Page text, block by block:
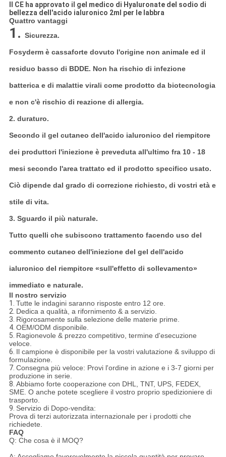
Il CE ha approvato il gel medico di Hyaluronate del sodio di
bellezza dell'acido ialuronico 2ml per le labbra
Quattro vantaggi
1. Sicurezza.
Fosyderm è cassaforte dovuto l'origine non animale ed il
residuo basso di BDDE. Non ha rischio di infezione
batterica e di malattie virali come prodotto da biotecnologia
e non c'è rischio di reazione di allergia.
2. duraturo.
Secondo il gel cutaneo dell'acido ialuronico del riempitore
dei produttori l'iniezione è preveduta all'ultimo fra 10 - 18
mesi secondo l'area trattato ed il prodotto specifico usato.
Ciò dipende dal grado di correzione richiesto, di vostri età e
stile di vita.
3. Sguardo il più naturale.
Tutto quelli che subiscono trattamento facendo uso del
commento cutaneo dell'iniezione del gel dell'acido
ialuronico del riempitore «sull'effetto di sollevamento»
immediato e naturale.
Il nostro servizio
1. Tutte le indagini saranno risposte entro 12 ore.
2. Dedica a qualità, a rifornimento & a servizio.
3. Rigorosamente sulla selezione delle materie prime.
4. OEM/ODM disponibile.
5. Ragionevole & prezzo competitivo, termine d'esecuzione
veloce.
6. Il campione è disponibile per la vostri valutazione & sviluppo di
formulazione.
7. Consegna più veloce: Provi l'ordine in azione e i 3-7 giorni per
produzione in serie.
8. Abbiamo forte cooperazione con DHL, TNT, UPS, FEDEX,
SME. O anche potete scegliere il vostro proprio spedizioniere di
trasporto.
9. Servizio di Dopo-vendita:
Prova di terzi autorizzata internazionale per i prodotti che
richiedete.
FAQ
Q: Che cosa è il MOQ?